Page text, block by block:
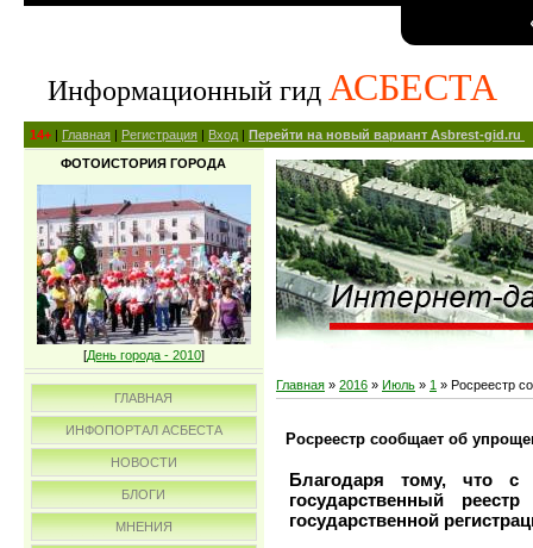
Информационный гид АСБЕСТА
14+ | Главная | Регистрация | Вход | Перейти на новый вариант Asbrest-gid.ru
ФОТОИСТОРИЯ ГОРОДА
[День города - 2010]
ГЛАВНАЯ
ИНФОПОРТАЛ АСБЕСТА
НОВОСТИ
БЛОГИ
МНЕНИЯ
Главная » 2016 » Июль » 1 » Росреестр
Росреестр сообщает об
Благодаря тому, что с
государственный
государственной